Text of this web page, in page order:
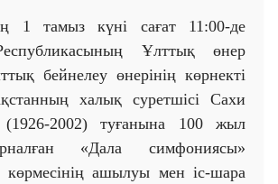
1 тамыз күні сағат 11:00-де
Ұлттық өнер
бейнелеу өнерінің көрнекті
халық суретшісі Сахи
(1926-2002) туғанына 100 жыл
«Дала симфониясы»
көрмесінің ашылуы мен іс-шара